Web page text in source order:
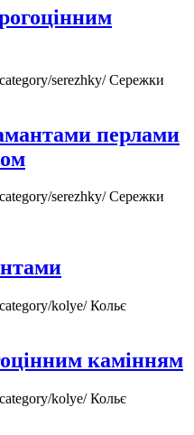
serezhky/Сережки
перлами
serezhky/Сережки
kolye/Кольє
камінням
kolye/Кольє